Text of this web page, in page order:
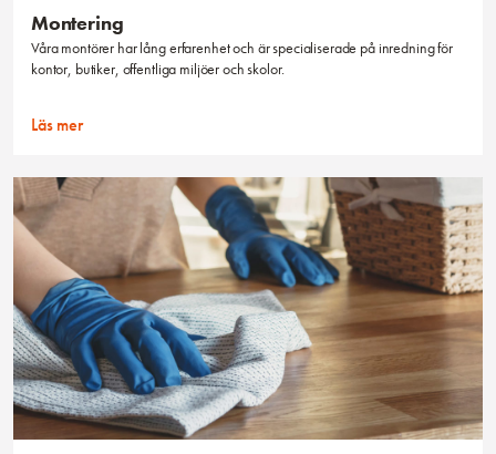
Montering
Våra montörer har lång erfarenhet och är specialiserade på inredning för
kontor, butiker, offentliga miljöer och skolor.
Läs mer